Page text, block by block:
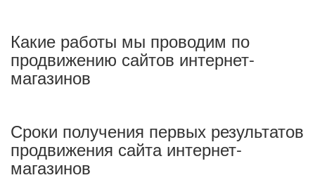
Какие работы мы проводим по
продвижению сайтов интернет-
магазинов
Сроки получения первых результатов
продвижения сайта интернет-
магазинов